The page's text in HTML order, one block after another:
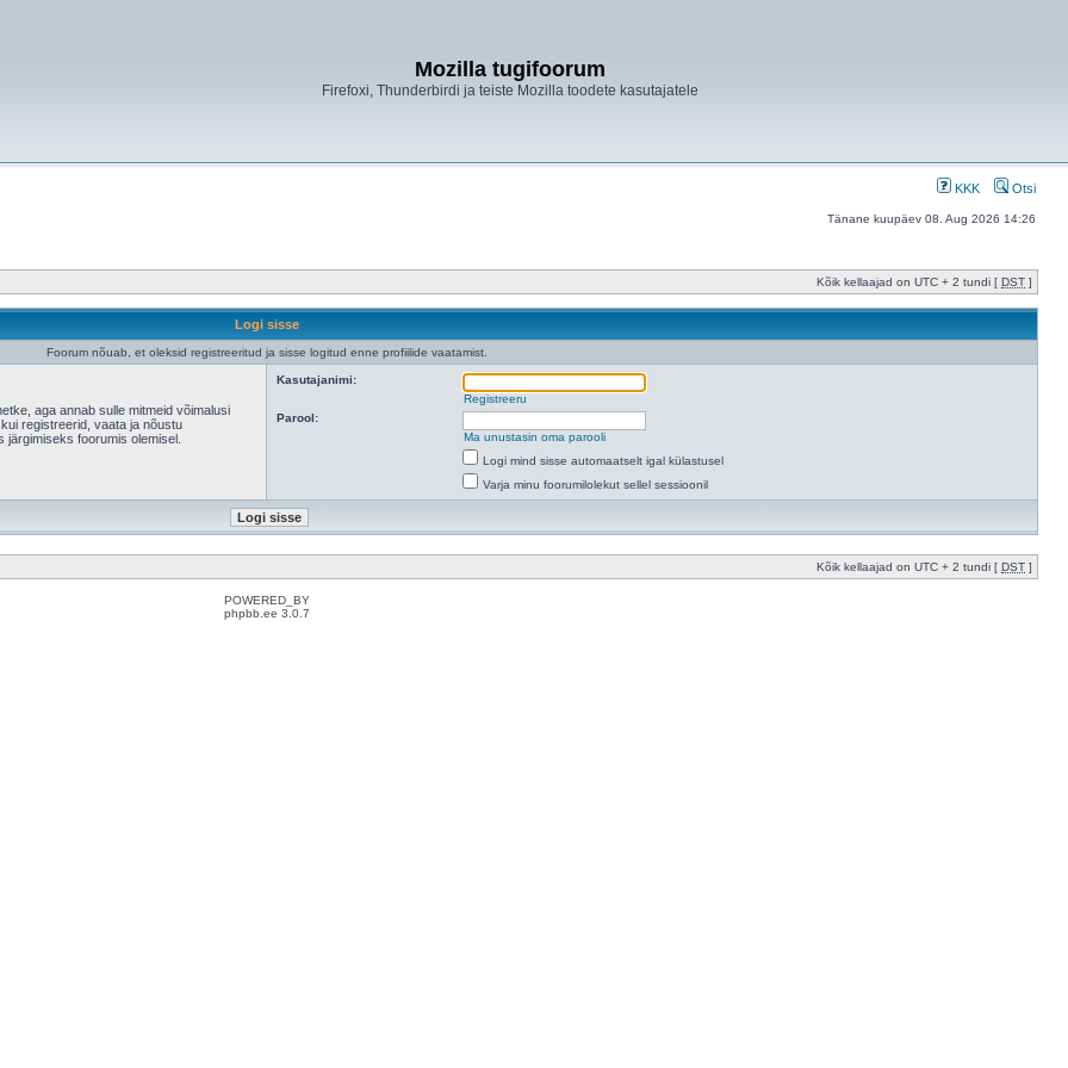
Mozilla tugifoorum
Firefoxi, Thunderbirdi ja teiste Mozilla toodete kasutajatele
KKK Otsi
Tänane kuupäev 08. Aug 2026 14:26
Kõik kellaajad on UTC + 2 tundi [ DST ]
Logi sisse
Foorum nõuab, et oleksid registreeritud ja sisse logitud enne profiilide vaatamist.
aga annab sulle mitmeid võimalusi
registreerid, vaata ja nõustu
järgimiseks foorumis olemisel.
Kasutajanimi:
Registreeru
Parool:
Ma unustasin oma parooli
Logi mind sisse automaatselt igal külastusel
Varja minu foorumilolekut sellel sessioonil
Kõik kellaajad on UTC + 2 tundi [ DST ]
POWERED_BY
phpbb.ee 3.0.7